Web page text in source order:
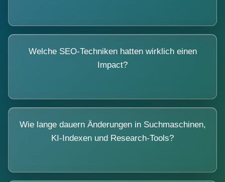
Welche SEO-Techniken hatten wirklich einen
Impact?
Wie lange dauern Änderungen in Suchmaschinen,
KI-Indexen und Research-Tools?